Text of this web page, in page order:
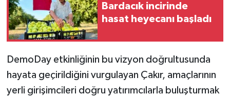
Bardacık incirinde
hasat heyecanı başladı
DemoDay etkinliğinin bu vizyon doğrultusunda
hayata geçirildiğini vurgulayan Çakır, amaçlarının
yerli girişimcileri doğru yatırımcılarla buluşturmak